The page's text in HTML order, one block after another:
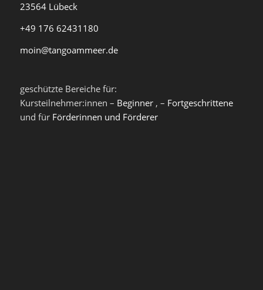
23564 Lübeck
+49 176 62431180
moin@tangoammeer.de
geschützte Bereiche für:
Kursteilnehmer:innen – Beginner, – Fortgeschrittene
und für Förderinnen und Förderer